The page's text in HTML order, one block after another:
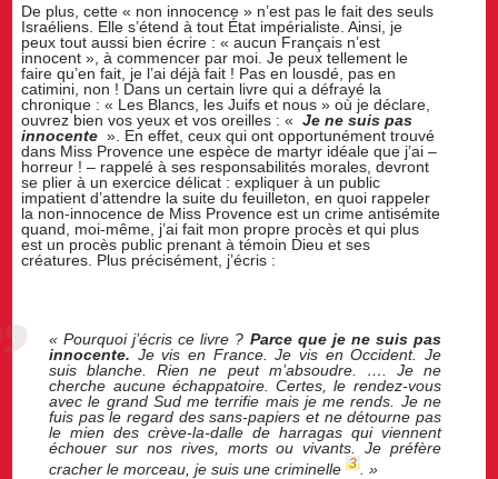
De plus, cette « non innocence » n’est pas le fait des seuls
Israéliens. Elle s’étend à tout État impérialiste. Ainsi, je
peux tout aussi bien écrire : « aucun Français n’est
innocent », à commencer par moi. Je peux tellement le
faire qu’en fait, je l’ai déjà fait ! Pas en lousdé, pas en
catimini, non ! Dans un certain livre qui a défrayé la
chronique : « Les Blancs, les Juifs et nous » où je déclare,
ouvrez bien vos yeux et vos oreilles : « Je ne suis pas
innocente ». En effet, ceux qui ont opportunément trouvé
dans Miss Provence une espèce de martyr idéale que j’ai –
horreur ! – rappelé à ses responsabilités morales, devront
se plier à un exercice délicat : expliquer à un public
impatient d’attendre la suite du feuilleton, en quoi rappeler
la non-innocence de Miss Provence est un crime antisémite
quand, moi-même, j’ai fait mon propre procès et qui plus
est un procès public prenant à témoin Dieu et ses
créatures. Plus précisément, j’écris :
« Pourquoi j’écris ce livre ? Parce que je ne suis pas
innocente. Je vis en France. Je vis en Occident. Je
suis blanche. Rien ne peut m’absoudre. …
. Je ne
cherche aucune échappatoire. Certes, le rendez-vous
avec le grand Sud me terrifie mais je me rends. Je ne
fuis pas le regard des sans-papiers et ne détourne pas
le mien des crève-la-dalle de harragas qui viennent
échouer sur nos rives, morts ou vivants. Je préfère
cracher le morceau, je suis une criminelle 3 . »